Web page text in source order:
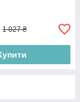
1 027 ₴